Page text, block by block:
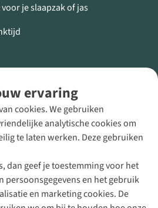
ervaring
cookies. We gebruiken
analytische cookies om
te laten werken. Deze gebruiken
dan geef je toestemming voor het
persoonsgegevens en het gebruik
en marketing cookies. De
je slaapzak of jas
Buitenexpert